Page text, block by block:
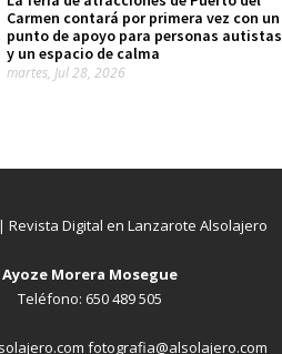
Carmen contará por primera vez con un
punto de apoyo para personas autistas
y un espacio de calma
martes, Jul 28, 2026
Digital en Lanzarote Alsolajero
Ayoze Morera Mosegue
Teléfono: 650 489 505
fotografia@alsolajero.com